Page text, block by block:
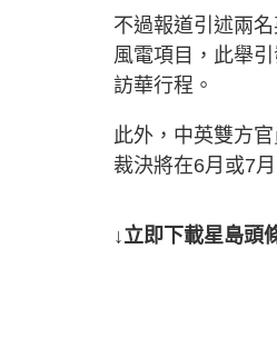
不過報道引述兩
風電項目，此舉
訪華行程。
此外，中英雙方
裁決將在6月或7
↓立即下載星島頭